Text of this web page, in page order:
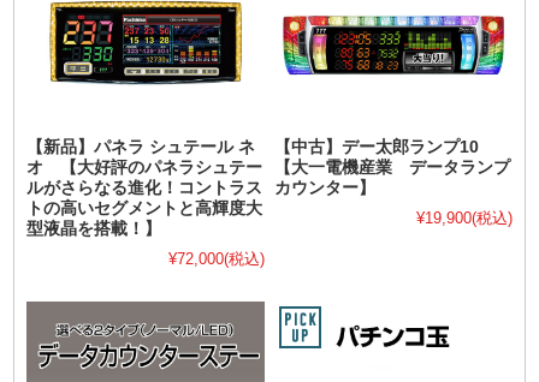
【新品】パネラ シュテール ネ
オ 【大好評のパネラシュテー
ルがさらなる進化！コントラス
トの高いセグメントと高輝度大
型液晶を搭載！】
¥72,000(税込)
【中古】デー太郎ランプ10
【大一電機産業 データランプ
カウンター】
¥19,900(税込)